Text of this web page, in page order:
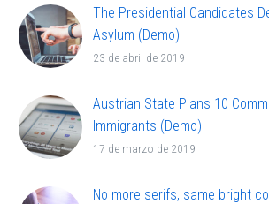
The Presidential Candidates
Asylum (Demo)
Lorem ipsum dolor sit
et dolore.
23 de abril de 2019
Austrian State Plans 10
Immigrants (Demo)
Lorem ipsum dolor sit
et dolore.
17 de marzo de 2019
No more serifs, same bright